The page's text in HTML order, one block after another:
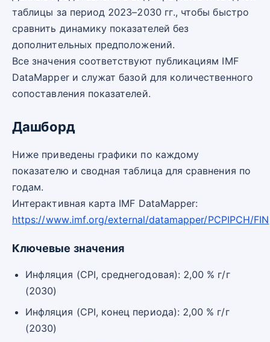
таблицы за период 2023–2030 гг., чтобы быстро
сравнить динамику показателей без
дополнительных предположений.
Все значения соответствуют публикациям IMF
DataMapper и служат базой для количественного
сопоставления показателей.
Дашборд
Ниже приведены графики по каждому
показателю и сводная таблица для сравнения по
годам.
Интерактивная карта IMF DataMapper:
https://www.imf.org/external/datamapper/PCPIPCH/FIN
Ключевые значения
Инфляция (CPI, среднегодовая): 2,00 % г/г
(2030)
Инфляция (CPI, конец периода): 2,00 % г/г
(2030)